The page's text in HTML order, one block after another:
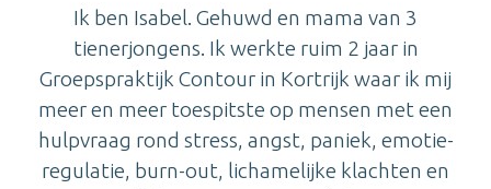
Ik ben Isabel. Gehuwd en mama van 3
tienerjongens. Ik werkte ruim 2 jaar in
Groepspraktijk Contour in Kortrijk waar ik mij
meer en meer toespitste op mensen met een
hulpvraag rond stress, angst, paniek, emotie-
regulatie, burn-out, lichamelijke klachten en